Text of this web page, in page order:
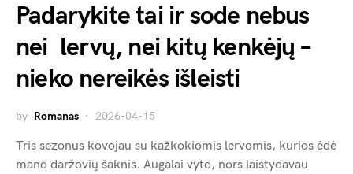
Padarykite tai ir sode nebus
nei lervų, nei kitų kenkėjų –
nieko nereikės išleisti
by Romanas 2026-04-15
Tris sezonus kovojau su kažkokiomis lervomis, kurios ėdė
mano daržovių šaknis. Augalai vyto, nors laistydavau